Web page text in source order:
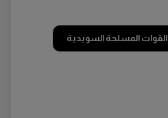
القوات المسلحة السويدية